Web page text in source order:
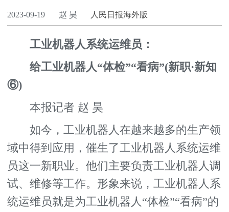
2023-09-19 赵 昊 人民日报海外版
工业机器人系统运维员：
给工业机器人“体检”“看病”(新职·新知
⑥)
本报记者 赵 昊
如今，工业机器人在越来越多的生产领
域中得到应用，催生了工业机器人系统运维
员这一新职业。他们主要负责工业机器人调
试、维修等工作。形象来说，工业机器人系
统运维员就是为工业机器人“体检”“看病”的